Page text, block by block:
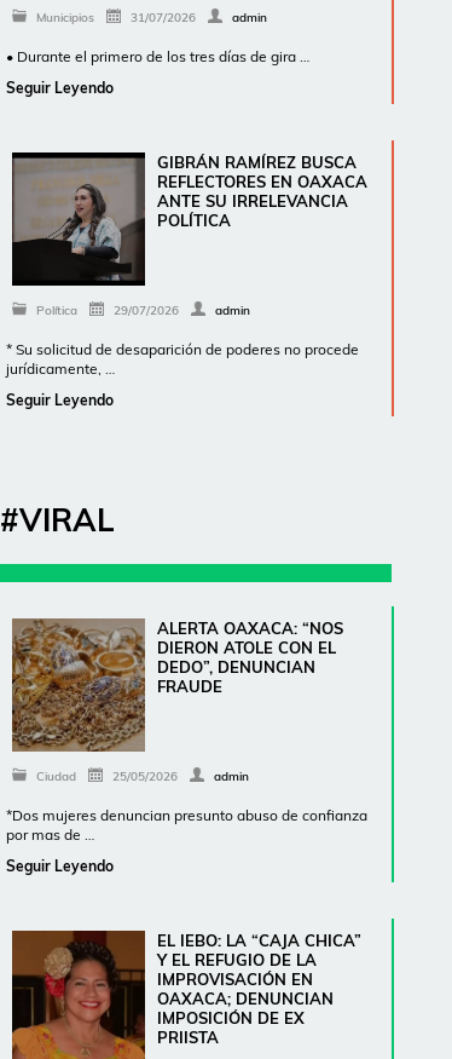
Municipios 31/07/2026 admin
• Durante el primero de los tres días de gira …
Seguir Leyendo
GIBRÁN RAMÍREZ BUSCA
REFLECTORES EN OAXACA
ANTE SU IRRELEVANCIA
POLÍTICA
Política 29/07/2026 admin
* Su solicitud de desaparición de poderes no procede
jurídicamente, …
Seguir Leyendo
#VIRAL
ALERTA OAXACA: “NOS
DIERON ATOLE CON EL
DEDO”, DENUNCIAN
FRAUDE
Ciudad 25/05/2026 admin
*Dos mujeres denuncian presunto abuso de confianza
por mas de …
Seguir Leyendo
EL IEBO: LA “CAJA CHICA”
Y EL REFUGIO DE LA
IMPROVISACIÓN EN
OAXACA; DENUNCIAN
IMPOSICIÓN DE EX
PRIISTA